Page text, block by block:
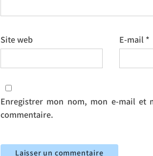
E-mail *
Site web
Enregistrer mon nom, mon e-mail et
commentaire.